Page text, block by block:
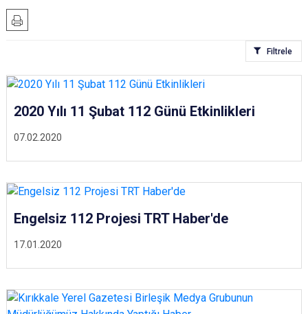
Filtrele
07.02.2020
2020 Yılı 11 Şubat 112 Günü Etkinlikleri
17.01.2020
Engelsiz 112 Projesi TRT Haber'de